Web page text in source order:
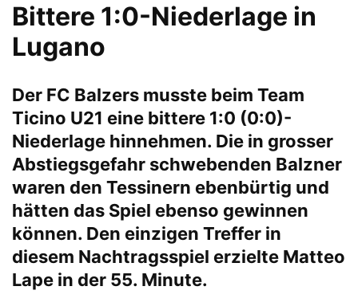
Bittere 1:0-Niederlage in
Lugano
Der FC Balzers musste beim Team
Ticino U21 eine bittere 1:0 (0:0)-
Niederlage hinnehmen. Die in grosser
Abstiegsgefahr schwebenden Balzner
waren den Tessinern ebenbürtig und
hätten das Spiel ebenso gewinnen
können. Den einzigen Treffer in
diesem Nachtragsspiel erzielte Matteo
Lape in der 55. Minute.